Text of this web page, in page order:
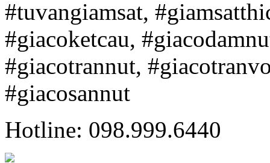
#tuvangiamsat,
#giacoketcau,
#giacotrannut,
#giacosannut
Hotline: 098.999.6440